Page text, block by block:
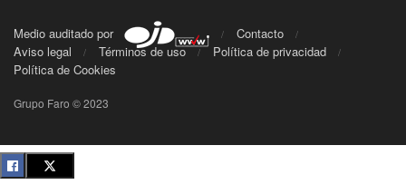
Medio auditado por
Contacto
Aviso legal
Términos de uso
Política de privacidad
Política de Cookies
Grupo Faro © 2023